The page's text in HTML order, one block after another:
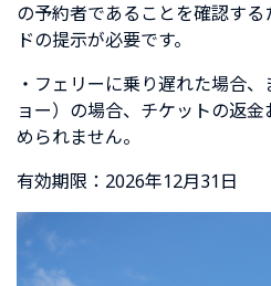
の予約者であることを確認する
ドの提示が必要です。
・フェリーに乗り遅れた場合
ョー）の場合、チケットの返
められません。
有効期限：2026年12月31日